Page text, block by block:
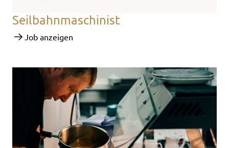
Seilbahnmaschinist
Job anzeigen